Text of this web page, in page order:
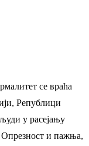
се враћа
Републици
у расејању
Опрезност и пажња,